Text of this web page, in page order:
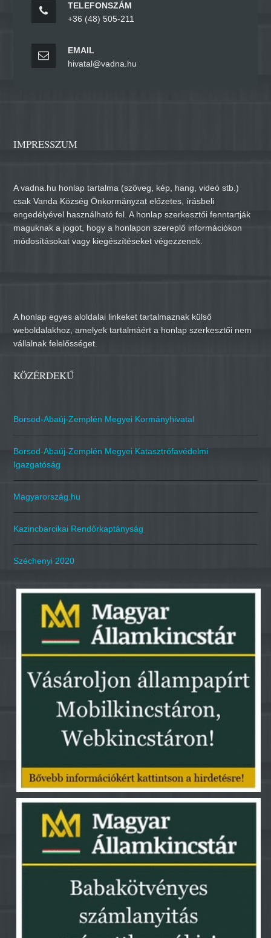
TELEFONSZÁM
+36 (48) 505-211
EMAIL
hivatal@vadna.hu
IMPRESSZUM
A vadna.hu honlap tartalma (szöveg, kép, hang, videó stb.)
csak Vanda Község Önkormányzat előzetes, írásbeli
engedélyével használható fel. A honlap szerkesztői fenntartják
maguknak a jogot, hogy a honlapon szereplő információkon
módosításokat vagy kiegészítéseket végezzenek.
A honlap egyes aloldalai linkeket tartalmaznak külső
weboldalakhoz, amelyek tartalmáért a honlap szerkesztői nem
vállalnak felelősséget.
KÖZÉRDEKŰ
Borsod-Abaúj-Zemplén Megyei Kormányhivatal
Borsod-Abaúj-Zemplén Megyei Katasztrófavédelmi
Igazgatóság
Magyarország.hu
Kazincbarcikai Rendőrkaptányság
Széchenyi 2020